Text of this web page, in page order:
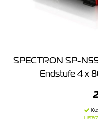
SPECTRON SP-
Endstufe 4 x